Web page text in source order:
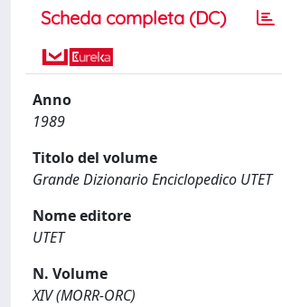
Scheda completa (DC)
Anno
1989
Titolo del volume
Grande Dizionario Enciclopedico UTET
Nome editore
UTET
N. Volume
XIV (MORR-ORC)